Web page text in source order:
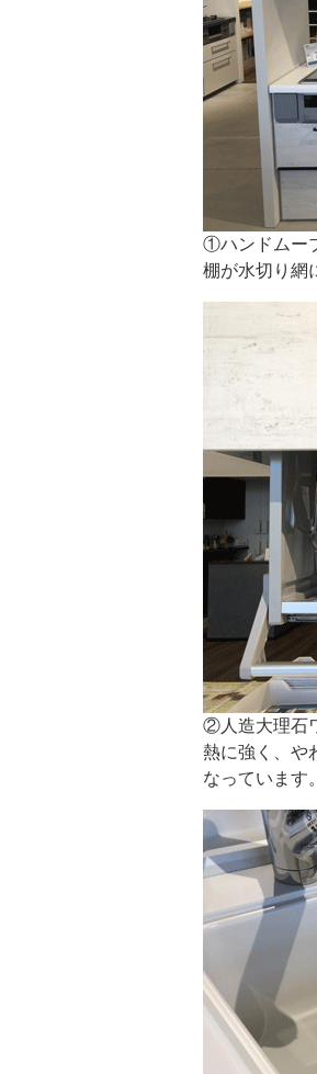
①ハンドムー
棚が水切り網
②人造大理石
熱に強く、や
なっています。